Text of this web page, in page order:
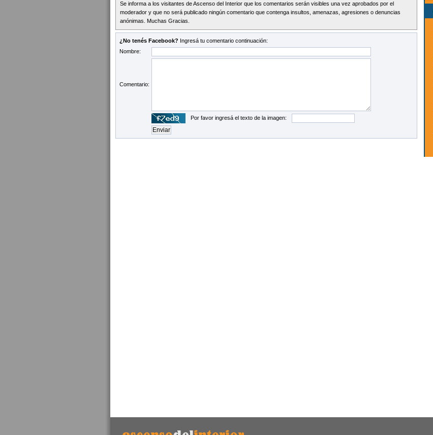
Se informa a los visitantes de Ascenso del Interior que los comentarios serán visibles una vez aprobados por el
moderador y que no será publicado ningún comentario que contenga insultos, amenazas, agresiones o denuncias
anónimas. Muchas Gracias.
¿No tenés Facebook? Ingresá tu comentario continuación:
Nombre:
Comentario:
Por favor ingresá el texto de la imagen: